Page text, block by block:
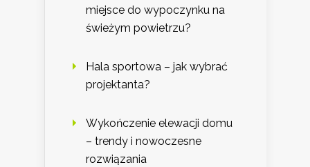
miejsce do wypoczynku na
świeżym powietrzu?
Hala sportowa – jak wybrać
projektanta?
Wykończenie elewacji domu
– trendy i nowoczesne
rozwiązania